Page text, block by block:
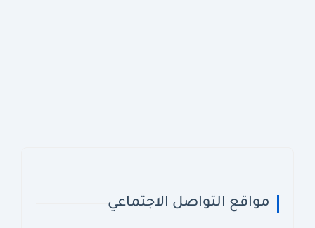
مواقع التواصل الاجتماعي